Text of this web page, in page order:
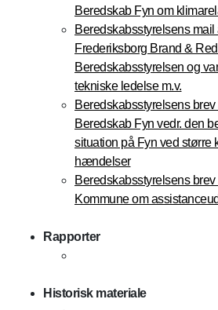
Beredskab Fyn om
Beredskabsstyrelsens mail
Frederiksborg Brand &
Beredskabsstyrelsen og
tekniske ledelse m.v.
Beredskabsstyrelsens
Beredskab Fyn vedr. den
situation på Fyn ved større
hændelser
Beredskabsstyrelsens
Kommune om
Rapporter
Historisk materiale